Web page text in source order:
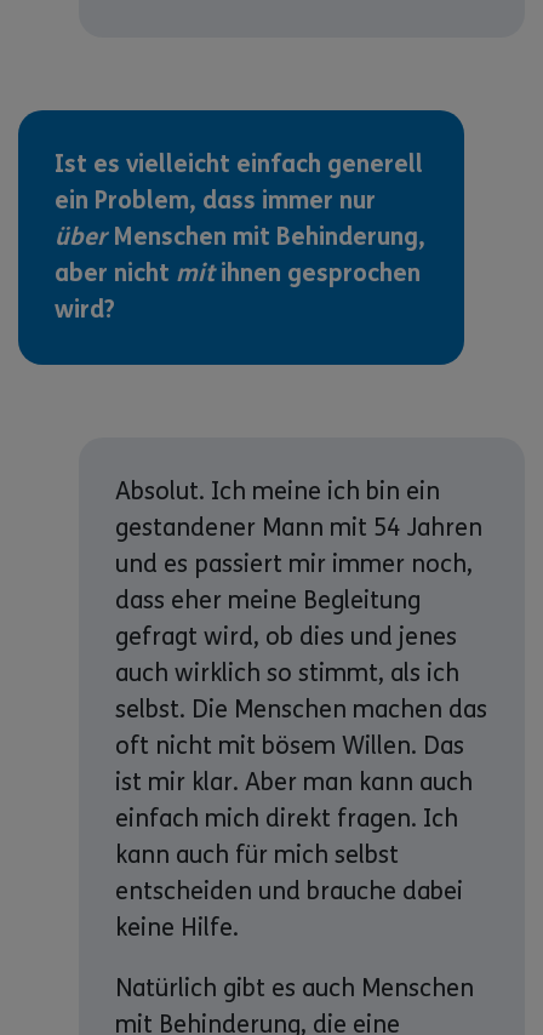
Ist es vielleicht einfach generell
ein Problem, dass immer nur
überMenschen mit Behinderung,
aber nicht mitihnen gesprochen
wird?
Absolut. Ich meine ich bin ein
gestandener Mann mit 54 Jahren
und es passiert mir immer noch,
dass eher meine Begleitung
gefragt wird, ob dies und jenes
auch wirklich so stimmt, als ich
selbst. Die Menschen machen das
oft nicht mit bösem Willen. Das
ist mir klar. Aber man kann auch
einfach mich direkt fragen. Ich
kann auch für mich selbst
entscheiden und brauche dabei
keine Hilfe.
Natürlich gibt es auch Menschen
mit Behinderung, die eine